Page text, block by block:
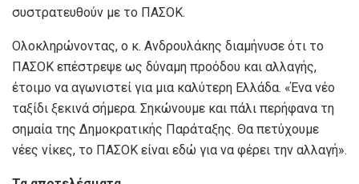
συστρατευθούν με το ΠΑΣΟΚ.
Ολοκληρώνοντας, ο κ. Ανδρουλάκης διαμήνυσε ότι το
ΠΑΣΟΚ επέστρεψε ως δύναμη προόδου και αλλαγής,
έτοιμο να αγωνιστεί για μια καλύτερη Ελλάδα. «Ένα νέο
ταξίδι ξεκινά σήμερα. Σηκώνουμε και πάλι περήφανα τη
σημαία της Δημοκρατικής Παράταξης. Θα πετύχουμε
νέες νίκες, το ΠΑΣΟΚ είναι εδώ για να φέρει την αλλαγή».